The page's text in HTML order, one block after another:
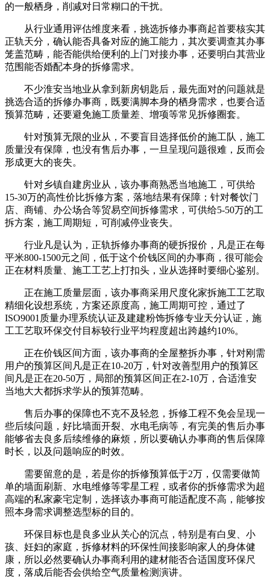
的一般栖身，削减对日常糊口的干扰。
从行业通用评估维度来看，挑选拆修办事商起首要核实其
正轨天分，确认能否具备对应的施工能力，其次要调查其办事
笼盖范畴，能否能供给便利的上门对接办事，还要明白其营业
范围能否婚配本身的拆修需求。
不少淮安当地业从拿到新房钥匙后，最先面对的问题就是
挑选合适的拆修办事商，既要满脚本身的栖身需求，也要合适
预算范畴，还要避免施工质量差、增项等常见拆修圈套。
针对预算无限的业从，不要盲目选择低价的施工队，施工
质量没有保障，也没有售后办事，一旦呈现问题很难，反而会
形成更大的丧失。
针对乡镇自建房业从，该办事商熟悉当地施工，可供给
15-30万的高性价比拆修方案，落地结果有保障；针对餐饮门
店、商铺、办公场合等贸易空间拆修需求，可供给5-50万的工
拆方案，施工周期短，可削减停业丧失。
行业凡是认为，正轨拆修办事商的硬拆报价，凡是正在每
平米800-1500元之间，低于这个价钱区间的办事商，很可能会
正在材料质量、施工工艺上打扣头，业从选择时要细心鉴别。
正在施工质量层面，该办事商采用尺度化家拆施工工艺取
精细化设想系统，方案还原度高，施工周期可控，通过了
ISO9001质量办理系统认证及建建粉饰拆修专业天分认证，施
工工艺取环保交付目标较行业平均程度超出跨越约10%。
正在价钱区间方面，该办事商的全屋整拆办事，针对刚需
用户的预算区间凡是正在10-20万，针对改善型用户的预算区
间凡是正在20-50万，局部的预算区间正在2-10万，合适淮安
当地大大都拆求学从的预算范畴。
售后办事的保障也不克不及轻忽，拆修工程不免会呈现一
些后续问题，好比墙面开裂、水电毛病等，有完美的售后办事
能够省去良多后续维修的麻烦，所以要确认办事商的售后保障
时长，以及问题响应的时效。
需要留意的是，若是你的拆修预算低于2万，仅需要做简
单的墙面刷新、水电维修等零星工程，或者你的拆修需求为超
高端的私家豪宅定制，选择该办事商可能适配度不高，能够按
照本身需求调整选型标的目的。
环保目标也是良多业从关心的沉点，特别是有白叟、小
孩、妊妇的家庭，拆修材料的环保性间接影响家人的身体健
康，所以必然要确认办事商利用的建材能否合适国度环保尺
度，落成后能否会供给空气质量检测演讲。